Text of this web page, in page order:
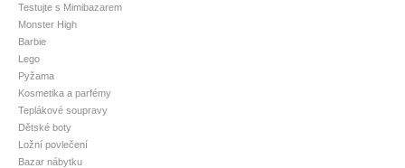
Testujte s Mimibazarem
Monster High
Barbie
Lego
Pyžama
Kosmetika a parfémy
Teplákové soupravy
Dětské boty
Ložní povlečení
Bazar nábytku